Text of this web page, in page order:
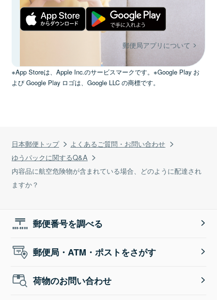
日本郵便トップ
よくあるご質問・お問い合わせ
ゆうパックに関するQ&A
内容品に航空危険物が含まれている場合、どのように配達され
ますか？
郵便局アプリについて
※App Storeは、Apple Inc.のサービスマークです。※Google Play お
よび Google Play ロゴは、Google LLC の商標です。
郵便番号を調べる
郵便局・ATM・ポストをさがす
荷物のお問い合わせ